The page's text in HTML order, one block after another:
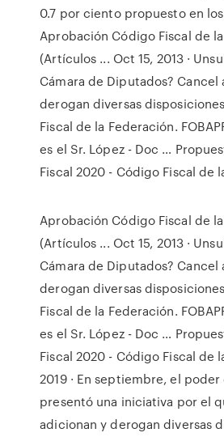
0.7 por ciento propuesto en
Aprobación Código Fiscal de
(Artículos ... Oct 15, 2013 ·
Cámara de Diputados? Cancel
derogan diversas
Fiscal de la Federación.
es el Sr. López - Doc …
Fiscal 2020 - Código Fiscal de
Aprobación Código Fiscal de
(Artículos ... Oct 15, 2013 ·
Cámara de Diputados? Cancel
derogan diversas
Fiscal de la Federación.
es el Sr. López - Doc …
Fiscal 2020 - Código Fiscal de
2019 · En septiembre, el
presentó una iniciativa por el
adicionan y derogan diversas